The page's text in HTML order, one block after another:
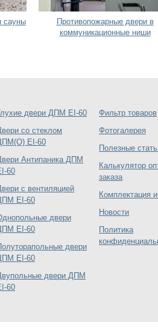
сауны
Противопожарные двери в
коммуникационные ниши
двери ДПМ EI-60
со стеклом
EI-60
Антипаника ДПМ
60
с вентиляцией
EI-60
двери
EI-60
двери
EI-60
двери ДПМ
60
Фильтр товаров
Фотогалерея
Полезные
Калькулятор
заказа
Комплектация
Новости
Политика